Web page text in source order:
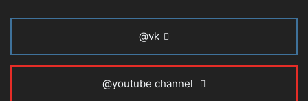
@vk
@youtube channel